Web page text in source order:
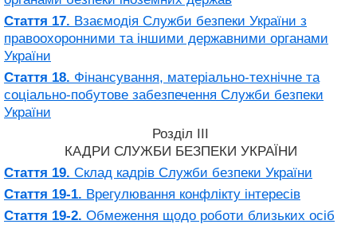
Стаття 17. Взаємодія Служби безпеки України з
правоохоронними та іншими державними органами
України
Стаття 18. Фінансування, матеріально-технічне та
соціально-побутове забезпечення Служби безпеки
України
Розділ III
КАДРИ СЛУЖБИ БЕЗПЕКИ УКРАЇНИ
Стаття 19. Склад кадрів Служби безпеки України
Стаття 19-1. Врегулювання конфлікту інтересів
Стаття 19-2. Обмеження щодо роботи близьких осіб